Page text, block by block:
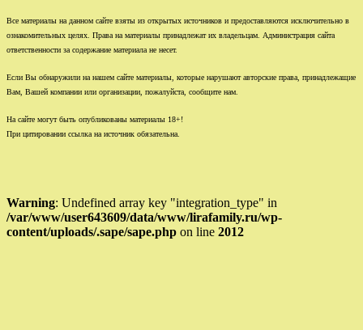
Все материалы на данном сайте взяты из открытых источников и предоставляются исключительно в
ознакомительных целях. Права на материалы принадлежат их владельцам. Администрация сайта
ответственности за содержание материала не несет.
Если Вы обнаружили на нашем сайте материалы, которые нарушают авторские права, принадлежащие
Вам, Вашей компании или организации, пожалуйста, сообщите нам.
На сайте могут быть опубликованы материалы 18+!
При цитировании ссылка на источник обязательна.
Warning: Undefined array key "integration_type" in
/var/www/user643609/data/www/lirafamily.ru/wp-
content/uploads/.sape/sape.php on line 2012